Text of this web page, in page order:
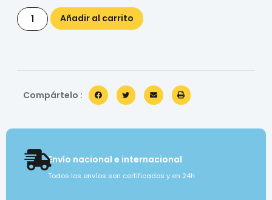
Añadir al carrito
Compártelo :
Envío nacional e internacional
Todos los envíos son certificados y en 24h